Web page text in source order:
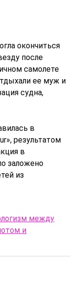
окончиться
после
самолете
ее муж и
судна,
в
результатом
в
заложено
из
между
и